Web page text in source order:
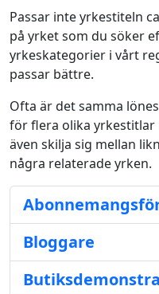
Passar inte yrkestiteln
på yrket som du söker
yrkeskategorier i vårt
passar bättre.
Ofta är det samma
för flera olika yrkestitlar
även skilja sig mellan
några relaterade yrken.
Bloggare